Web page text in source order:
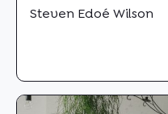
Steven Edoé Wilson